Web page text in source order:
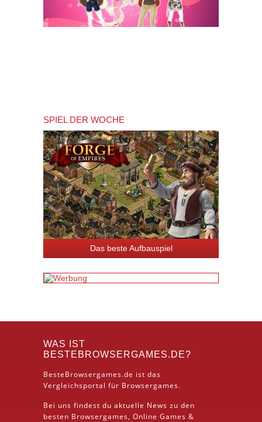
SPIEL DER WOCHE
Das beste Aufbauspiel
WAS IST
BESTEBROWSERGAMES.DE?
BesteBrowsergames.de ist das
Vergleichsportal für Browsergames.
Bei uns findest du aktuelle News zu den
besten Browsergames, Online Games &